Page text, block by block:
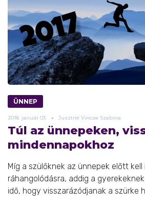
ÜNNEP
2018. január 03. Jusztné Vincze Szabina
Túl az ünnepeken,
mindennapokhoz
Míg a szülőknek az ünnepek előtt
ráhangolódásra, addig a gyerekeknek
idő, hogy visszarázódjanak a szürke